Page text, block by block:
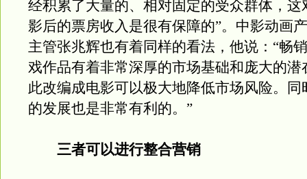
经积累了大量的、相对固定的受众群体，这
影后的票房收入是很有保障的”。中影动画
主管张兆辉也有着同样的看法，他说：“畅
戏作品有着非常深厚的市场基础和庞大的潜
此改编成电影可以极大地降低市场风险。同
的发展也是非常有利的。”
三者可以进行整合营销